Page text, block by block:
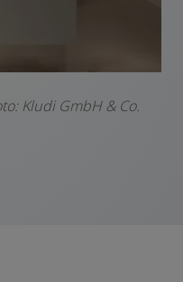
Kludi GmbH & Co.